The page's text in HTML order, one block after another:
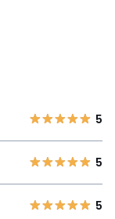
5
5
5